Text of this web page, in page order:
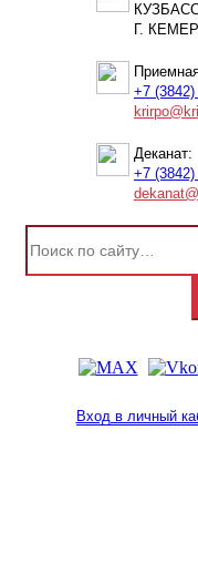
Г.
+7
Деканат:
+7
Вход в личный